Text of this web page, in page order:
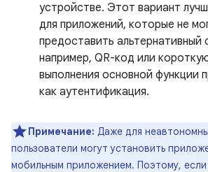
устройстве. Этот вариант
для приложений, которые не
предоставить
например, QR-код или
выполнения основной функции
как аутентификация.
Примечание: Даже для
пользователи могут установить
мобильным приложением. Поэтому,